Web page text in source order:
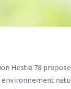
Hestia 78